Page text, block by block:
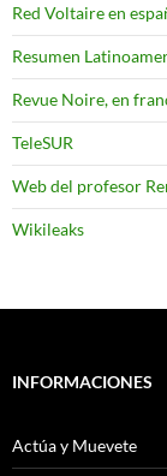
Red Voltaire en
Resumen
Revue Noire, en
TeleSUR
Web del profesor
Wikileaks
INFORMACIONES
Actúa y Muevete